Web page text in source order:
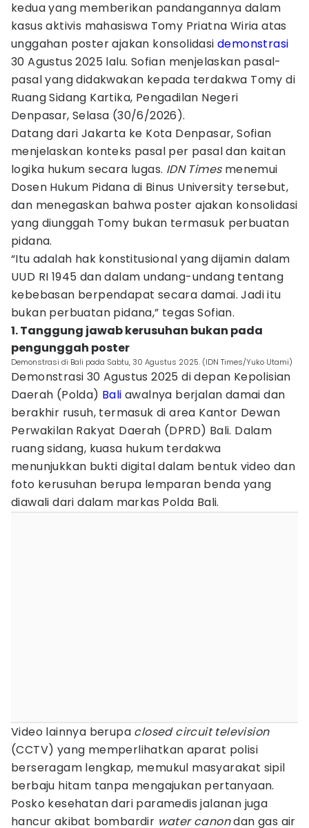
kedua yang memberikan pandangannya dalam
kasus aktivis mahasiswa Tomy Priatna Wiria atas
unggahan poster ajakan konsolidasi demonstrasi
30 Agustus 2025 lalu. Sofian menjelaskan pasal-
pasal yang didakwakan kepada terdakwa Tomy di
Ruang Sidang Kartika, Pengadilan Negeri
Denpasar, Selasa (30/6/2026).
Datang dari Jakarta ke Kota Denpasar, Sofian
menjelaskan konteks pasal per pasal dan kaitan
logika hukum secara lugas. IDN Times menemui
Dosen Hukum Pidana di Binus University tersebut,
dan menegaskan bahwa poster ajakan konsolidasi
yang diunggah Tomy bukan termasuk perbuatan
pidana.
“Itu adalah hak konstitusional yang dijamin dalam
UUD RI 1945 dan dalam undang-undang tentang
kebebasan berpendapat secara damai. Jadi itu
bukan perbuatan pidana,” tegas Sofian.
1. Tanggung jawab kerusuhan bukan pada
pengunggah poster
Demonstrasi di Bali pada Sabtu, 30 Agustus 2025. (IDN Times/Yuko Utami)
Demonstrasi 30 Agustus 2025 di depan Kepolisian
Daerah (Polda) Bali awalnya berjalan damai dan
berakhir rusuh, termasuk di area Kantor Dewan
Perwakilan Rakyat Daerah (DPRD) Bali. Dalam
ruang sidang, kuasa hukum terdakwa
menunjukkan bukti digital dalam bentuk video dan
foto kerusuhan berupa lemparan benda yang
diawali dari dalam markas Polda Bali.
Video lainnya berupa closed circuit television
(CCTV) yang memperlihatkan aparat polisi
berseragam lengkap, memukul masyarakat sipil
berbaju hitam tanpa mengajukan pertanyaan.
Posko kesehatan dari paramedis jalanan juga
hancur akibat bombardir water canondan gas air